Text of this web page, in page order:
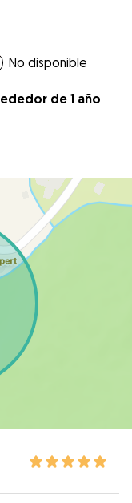
No disponible
de 1 año